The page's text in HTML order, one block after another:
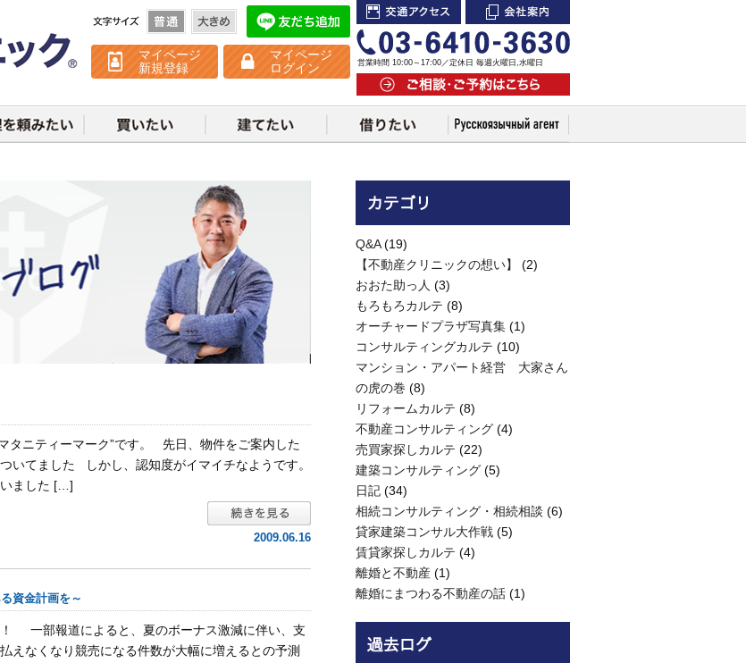
不動産クリニック
マイページ
新規登録
マイページ
ログイン
交通アクセス
営業時間 10:00～17:00／定休日 毎週火曜日,水曜日
タニティーマーク”です。 先日、物件をご案内した
いてました しかし、認知度がイマイチなようです。
ました […]
2009.06.16
資金計画を～
一部報道によると、夏のボーナス激減に伴い、支
えなくなり競売になる件数が大幅に増えるとの予測
Q&A(19)
【不動産クリニックの想い】
(2)
おおた助っ人 (3)
もろもろカルテ (8)
オーチャードプラザ写真集 (1)
コンサルティングカルテ (10)
マンション・アパート経営 大家さん
の虎の巻 (8)
リフォームカルテ (8)
不動産コンサルティング (4)
売買家探しカルテ (22)
建築コンサルティング (5)
日記 (34)
相続コンサルティング・相続相談 (6)
貸家建築コンサル大作戦 (5)
賃貸家探しカルテ (4)
離婚と不動産 (1)
離婚にまつわる不動産の話 (1)